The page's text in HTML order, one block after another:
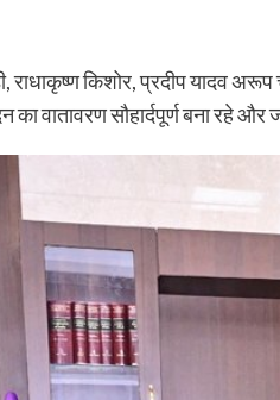
राधाकृष्ण किशोर, प्रदीप यादव
वातावरण सौहार्दपूर्ण बना रहे और